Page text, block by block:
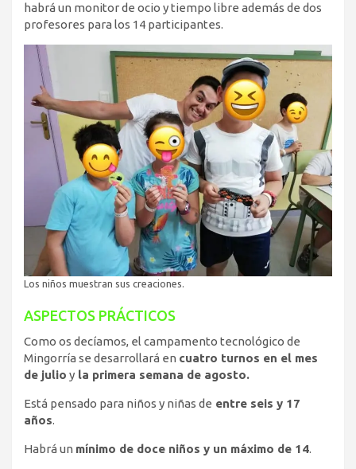
habrá un monitor de ocio y tiempo libre además de dos
profesores para los 14 participantes.
Los niños muestran sus creaciones.
ASPECTOS PRÁCTICOS
Como os decíamos, el campamento tecnológico de
Mingorría se desarrollará en cuatro turnos en el mes
de julio y la primera semana de agosto.
Está pensado para niños y niñas de entre seis y 17
años.
Habrá un mínimo de doce niños y un máximo de 14.